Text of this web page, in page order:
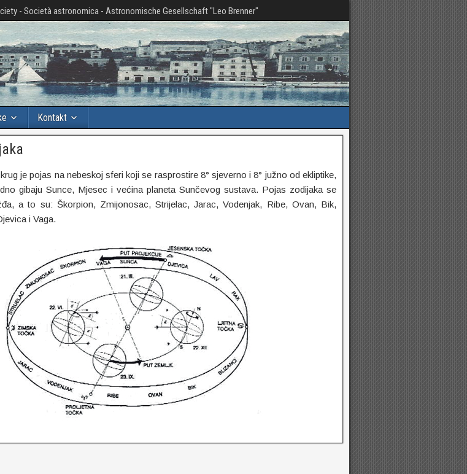
- Società astronomica - Astronomische Gesellschaft "Leo Brenner"
Kontakt
je pojas na nebeskoj sferi koji se rasprostire 8° sjeverno i 8° južno od ekliptike,
gibaju Sunce, Mjesec i većina planeta Sunčevog sustava. Pojas zodijaka se
a to su: Škorpion, Zmijonosac, Strijelac, Jarac, Vodenjak, Ribe, Ovan, Bik,
i Vaga.